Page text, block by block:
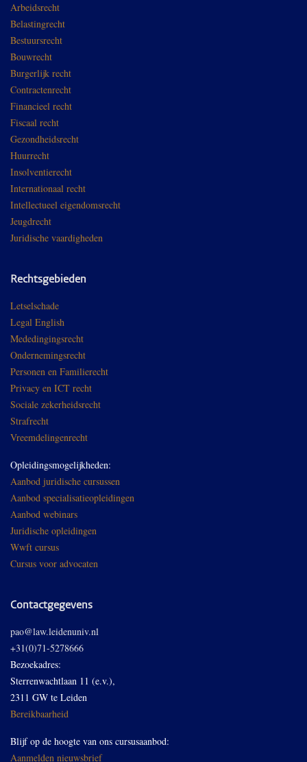
Arbeidsrecht
Belastingrecht
Bestuursrecht
Bouwrecht
Burgerlijk recht
Contractenrecht
Financieel recht
Fiscaal recht
Gezondheidsrecht
Huurrecht
Insolventierecht
Internationaal recht
Intellectueel eigendomsrecht
Jeugdrecht
Juridische vaardigheden
Rechtsgebieden
Letselschade
Legal English
Mededingingsrecht
Ondernemingsrecht
Personen en Familierecht
Privacy en ICT recht
Sociale zekerheidsrecht
Strafrecht
Vreemdelingenrecht
Opleidingsmogelijkheden:
Aanbod juridische cursussen
Aanbod specialisatieopleidingen
Aanbod webinars
Juridische opleidingen
Wwft cursus
Cursus voor advocaten
Contactgegevens
pao@law.leidenuniv.nl
+31(0)71-5278666
Bezoekadres:
Sterrenwachtlaan 11 (e.v.),
2311 GW te Leiden
Bereikbaarheid
Blijf op de hoogte van ons cursusaanbod:
Aanmelden nieuwsbrief